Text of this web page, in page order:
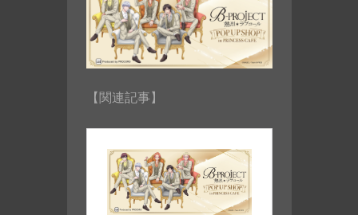
【関連記事】